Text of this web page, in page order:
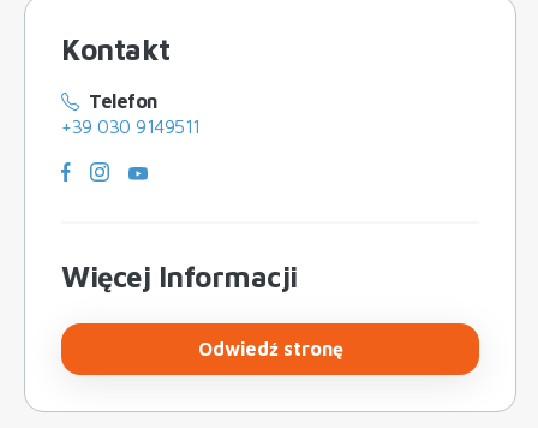
Kontakt
Telefon
+39 030 9149511
Więcej Informacji
Odwiedź stronę